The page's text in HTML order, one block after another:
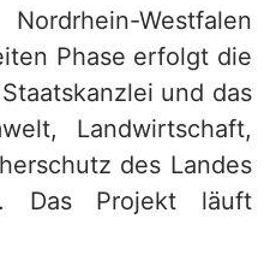
Westfalen
Phase erfolgt die
und das
Landwirtschaft,
des Landes
Das Projekt läuft